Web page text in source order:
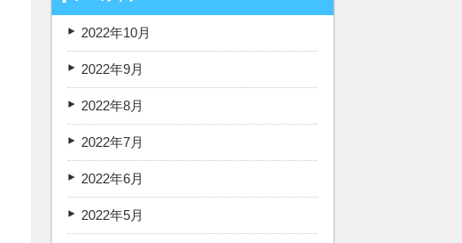
2022年10月
2022年9月
2022年8月
2022年7月
2022年6月
2022年5月